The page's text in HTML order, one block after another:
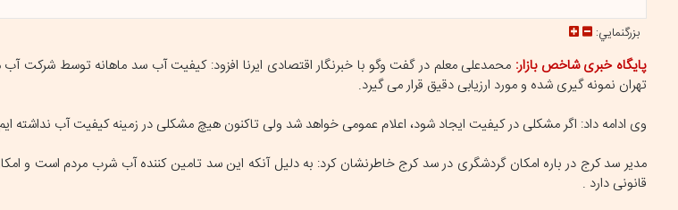
بزرگنمايي:
پایگاه خبری شاخص بازار: محمدعلی معلم در گفت وگو با خبرنگار اقتصادی ایرنا افزود: کیفیت آب سد ماهانه توسط شرکت
تهران نمونه گیری شده و مورد ارزیابی دقیق قرار می گیرد.
وی ادامه داد: اگر مشکلی در کیفیت ایجاد شود، اعلام عمومی خواهد شد ولی تاکنون هیچ مشکلی در زمینه کیفیت آب نداشته
مدیر سد کرج در باره امکان گردشگری در سد کرج خاطرنشان کرد: به دلیل آنکه این سد تامین کننده آب شرب مردم است و
قانونی دارد .